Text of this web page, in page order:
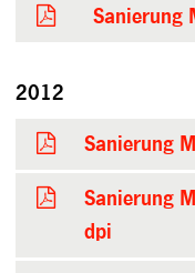
Sanierung
2012
Sanierung
Sanierung
dpi